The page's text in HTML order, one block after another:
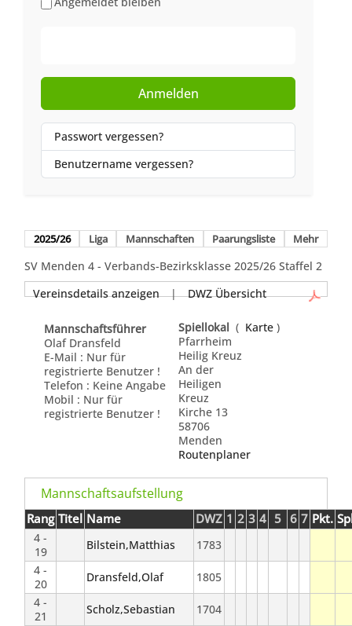
Anmelden
Passwort vergessen?
Benutzername vergessen?
2025/26 Liga Mannschaften Paarungsliste Mehr
SV Menden 4 - Verbands-Bezirksklasse 2025/26 Staffel 2
Vereinsdetails anzeigen | DWZ Übersicht
Mannschaftsführer
Olaf Dransfeld
E-Mail : Nur für
registrierte Benutzer !
Telefon : Keine Angabe
Mobil : Nur für
registrierte Benutzer !
Spiellokal ( Karte )
Pfarrheim
Heilig Kreuz
An der
Heiligen
Kreuz
Kirche 13
58706
Menden
Routenplaner
Mannschaftsaufstellung
Rang Titel Name DWZ 1 2 3 4 5 6 7 Pkt.
4 -
19
Bilstein,Matthias
1783
4 -
20
Dransfeld,Olaf
1805
4 -
21
Scholz,Sebastian
1704